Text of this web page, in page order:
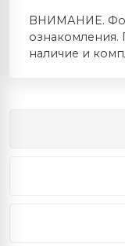
ВНИМАНИЕ.
ознакомления.
наличие и